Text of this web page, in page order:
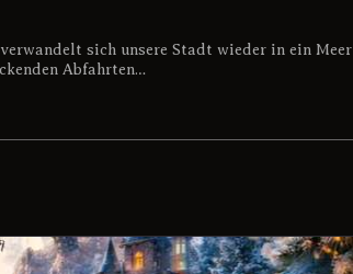
sich unsere Stadt wieder in ein Meer
Abfahrten…